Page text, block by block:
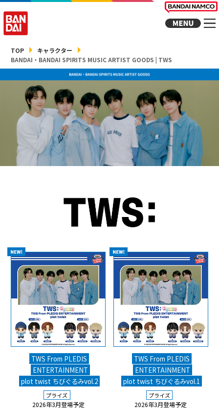
TOP
キャラクター
BANDAI・BANDAI SPIRITS MUSIC ARTIST GOODS | TWS
TWS From PLEDIS
ENTERTAINMENT
plot twist ちびぐるみvol.2
プライズ
2026年3月登場予定
TWS From PLEDIS
ENTERTAINMENT
plot twist ちびぐるみvol.1
プライズ
2026年3月登場予定